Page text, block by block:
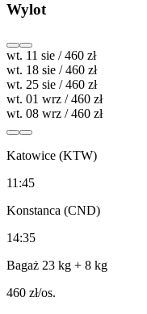
Wylot
wt. 11 sie / 460 zł
wt. 18 sie / 460 zł
wt. 25 sie / 460 zł
wt. 01 wrz / 460 zł
wt. 08 wrz / 460 zł
Katowice (KTW)
11:45
Konstanca (CND)
14:35
Bagaż 23 kg + 8 kg
460 zł/os.